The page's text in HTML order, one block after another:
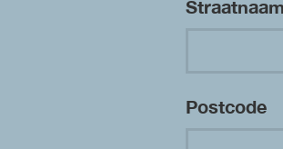
Postcode